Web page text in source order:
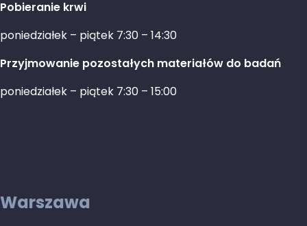
Pobieranie krwi
poniedziałek – piątek 7:30 – 14:30
Przyjmowanie pozostałych materiałów do badań
poniedziałek – piątek 7:30 – 15:00
Warszawa